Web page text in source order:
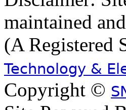
maintained
(A Registered
Technology &
Copyright ©